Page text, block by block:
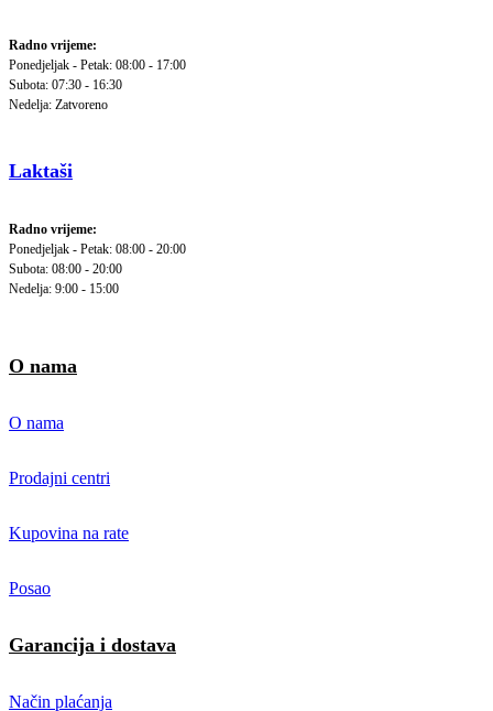
Radno vrijeme:
Ponedjeljak - Petak: 08:00 - 17:00
Subota: 07:30 - 16:30
Nedelja: Zatvoreno
Laktaši
Radno vrijeme:
Ponedjeljak - Petak: 08:00 - 20:00
Subota: 08:00 - 20:00
Nedelja: 9:00 - 15:00
O nama
O nama
Prodajni centri
Kupovina na rate
Posao
Garancija i dostava
Način plaćanja